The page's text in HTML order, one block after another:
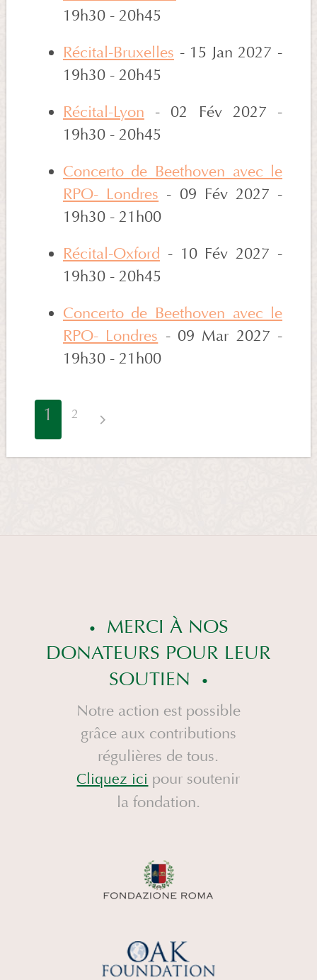
19h30 - 20h45
Récital-Bruxelles - 15 Jan 2027 -
19h30 - 20h45
Récital-Lyon - 02 Fév 2027 -
19h30 - 20h45
Concerto de Beethoven avec le
RPO- Londres - 09 Fév 2027 -
19h30 - 21h00
Récital-Oxford - 10 Fév 2027 -
19h30 - 20h45
Concerto de Beethoven avec le
RPO- Londres - 09 Mar 2027 -
19h30 - 21h00
1 2
MERCI À NOS
DONATEURS POUR LEUR
SOUTIEN
Notre action est possible
grâce aux contributions
régulières de tous.
Cliquez ici pour soutenir
la fondation.